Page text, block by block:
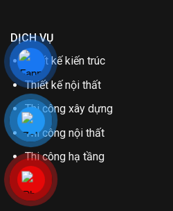
DỊCH VỤ
Thiết kế kiến trúc
Thiết kế nội thất
Thi công xây dựng
Thi công nội thất
Thi công hạ tầng